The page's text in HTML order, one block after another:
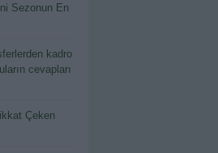
Sezonun En
kadro
cevapları
Çeken